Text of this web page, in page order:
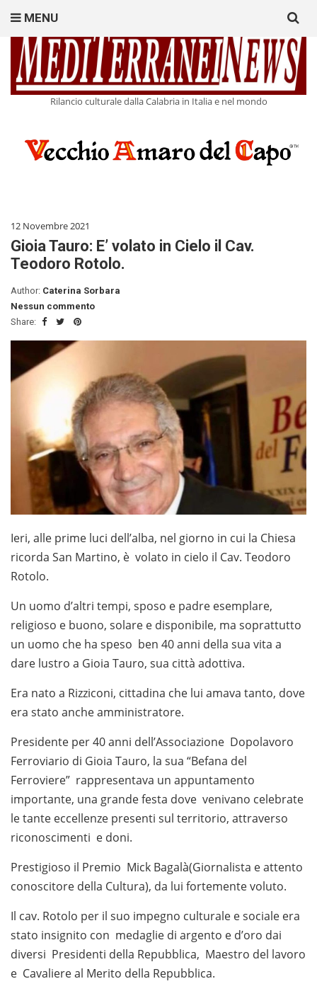
Rilancio culturale dalla Calabria in Italia e nel mondo
MENU
for:
12 Novembre 2021
Gioia Tauro: E’ volato in Cielo il Cav.
Teodoro Rotolo.
Author: Caterina Sorbara
Nessun commento
Share:
Ieri, alle prime luci dell’alba, nel giorno in cui la Chiesa
ricorda San Martino, è volato in cielo il Cav. Teodoro
Rotolo.
Un uomo d’altri tempi, sposo e padre esemplare,
religioso e buono, solare e disponibile, ma soprattutto
un uomo che ha speso ben 40 anni della sua vita a
dare lustro a Gioia Tauro, sua città adottiva.
Era nato a Rizziconi, cittadina che lui amava tanto, dove
era stato anche amministratore.
Presidente per 40 anni dell’Associazione Dopolavoro
Ferroviario di Gioia Tauro, la sua “Befana del
Ferroviere” rappresentava un appuntamento
importante, una grande festa dove venivano celebrate
le tante eccellenze presenti sul territorio, attraverso
riconoscimenti e doni.
Prestigioso il Premio Mick Bagalà(Giornalista e attento
conoscitore della Cultura), da lui fortemente voluto.
Il cav. Rotolo per il suo impegno culturale e sociale era
stato insignito con medaglie di argento e d’oro dai
diversi Presidenti della Repubblica, Maestro del lavoro
e Cavaliere al Merito della Repubblica.